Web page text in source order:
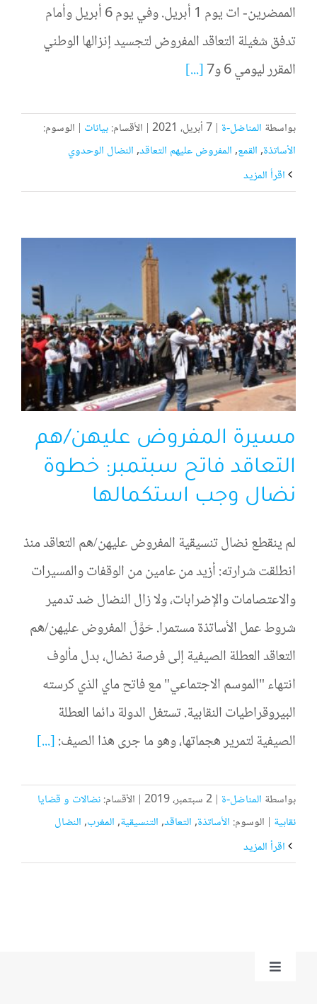
الممضرين- ات يوم 1 أبريل. وفي يوم 6 أبريل وأمام
تدفق شغيلة التعاقد المفروض لتجسيد إنزالها الوطني
المقرر ليومي 6 و7
[...]
بواسطة المناضل-ة | 7 أبريل، 2021 | الأقسام:بيانات | الوسوم:
الأساتذة,القمع,المفروض عليهم التعاقد,النضال الوحدوي
مسيرة المفروض عليهن/هم
التعاقد فاتح سبتمبر: خطوة
نضال وجب استكمالها
لم ينقطع نضال تنسيقية المفروض عليهن/هم التعاقد منذ
انطلقت شرارته: أزيد من عامين من الوقفات والمسيرات
والاعتصامات والإضرابات، ولا زال النضال ضد تدمير
شروط عمل الأساتذة مستمرا. حَوَّلَ المفروض عليهن/هم
التعاقد العطلة الصيفية إلى فرصة نضال، بدل مألوف
انتهاء "الموسم الاجتماعي" مع فاتح ماي الذي كرسته
البيروقراطيات النقابية. تستغل الدولة دائما العطلة
الصيفية لتمرير هجماتها، وهو ما جرى هذا الصيف:[...]
بواسطة المناضل-ة | 2 سبتمبر، 2019 | الأقسام:نضالات و قضايا
نقابية | الوسوم: الأساتذة,التعاقد,التنسيقية,المغرب,النضال
Toggle